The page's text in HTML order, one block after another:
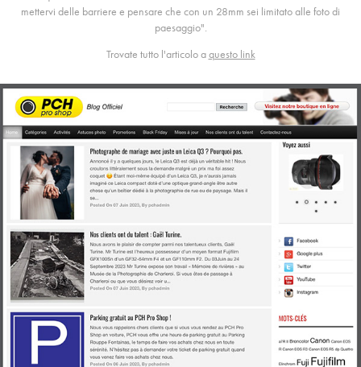
mettervi delle barriere e pensare che con un 28mm sei limitato alle foto di
paesaggio".
Trovate tutto l'articolo aquesto link